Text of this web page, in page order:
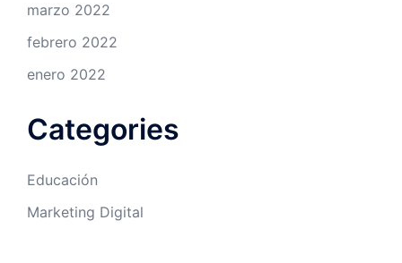
marzo 2022
febrero 2022
enero 2022
Categories
Educación
Marketing Digital